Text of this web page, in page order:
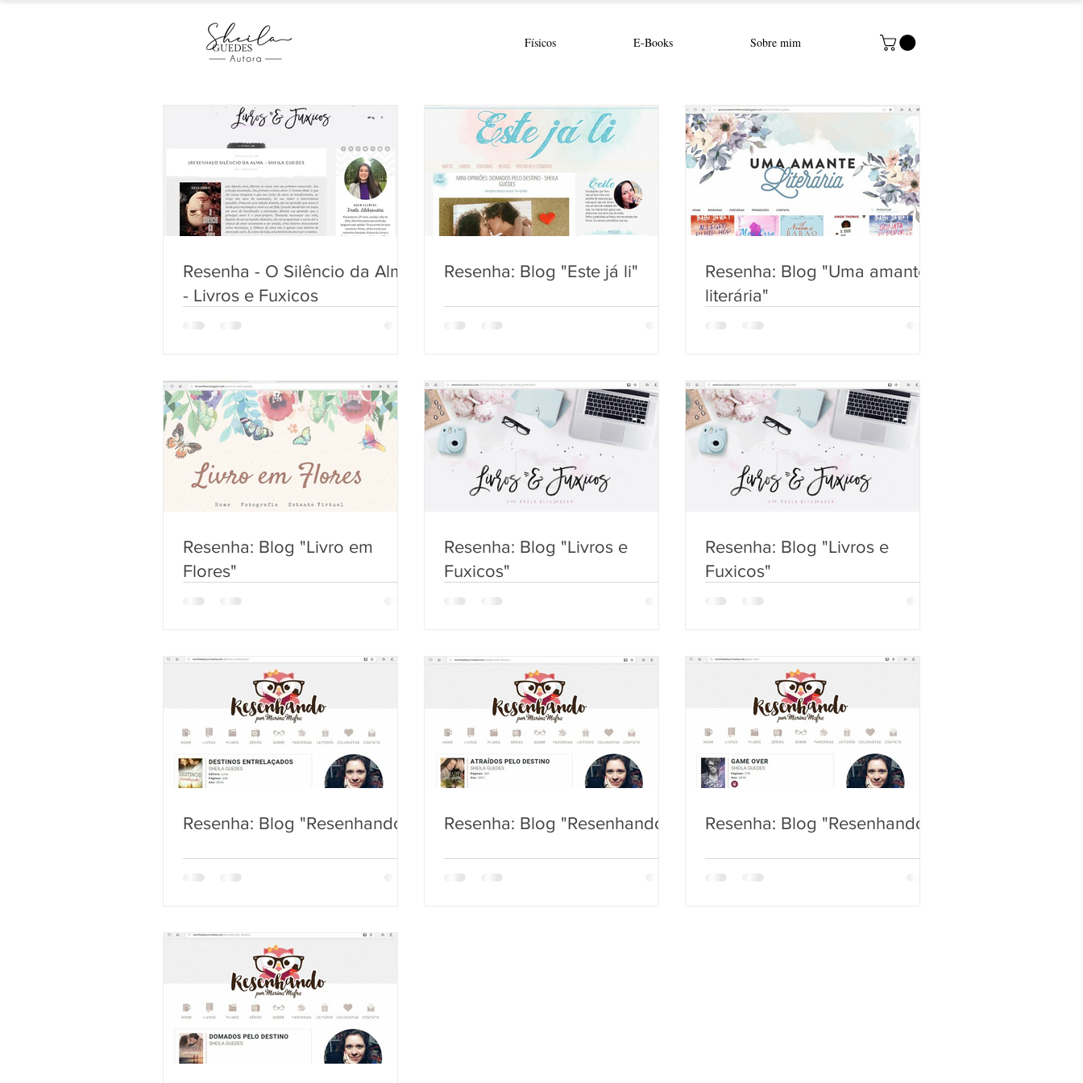
Físicos E-Books Sobre mim
Resenha - O Silêncio da Alma
- Livros e Fuxicos
Resenha: Blog "Este já li"
Resenha: Blog "Uma amante
literária"
Resenha: Blog "Livro em
Flores"
Resenha: Blog "Livros e
Fuxicos"
Resenha: Blog "Livros e
Fuxicos"
Resenha: Blog "Resenhando" Resenha: Blog "Resenhando" Resenha: Blog "Resenhando"